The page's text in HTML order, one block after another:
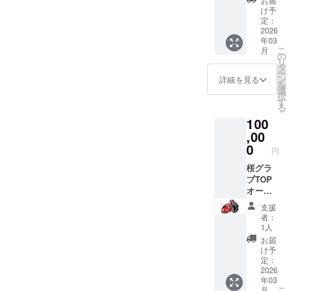
代別）
＋ス
テッ
カー2枚
（50m
m×50m
m）＋
VIP券
（練習
10%OF
F券） ※
納期変
動あり
※有効期
限1年、
1回限り
け予
定：
2026
年03
月
詳細を見る
こ
の
リ
タ
ー
ン
を
選
択
す
る
100
,00
0 円
桜グラ
ブTOP
オー
ダー券
（オプ
ション
代別）
＋ス
テッ
カー2枚
（50m
支援
者：
1人
お届
け予
定：
2026
年03